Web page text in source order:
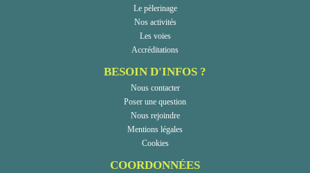
Le pèlerinage
Nos activités
Les voies
Accréditations
BESOIN D'INFOS ?
Nous contacter
Poser une question
Nous rejoindre
Mentions légales
Cookies
COORDONNÉES